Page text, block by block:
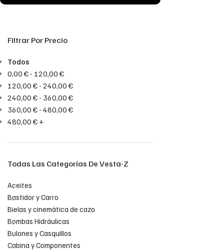
Filtrar Por Precio
Todos
0,00 € - 120,00 €
120,00 € - 240,00 €
240,00 € - 360,00 €
360,00 € - 480,00 €
480,00 € +
Todas Las Categorías De Vesta-Z
Aceites
Bastidor y Carro
Bielas y cinemática de cazo
Bombas Hidráulicas
Bulones y Casquillos
Cabina y Componentes